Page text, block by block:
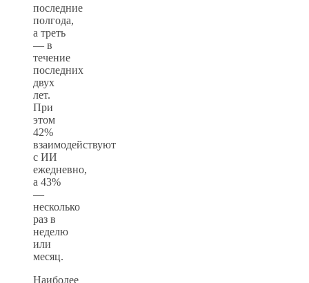
последние
полгода,
а треть
— в
течение
последних
двух
лет.
При
этом
42%
взаимодействуют
с ИИ
ежедневно,
а 43%
—
несколько
раз в
неделю
или
месяц.
Наиболее